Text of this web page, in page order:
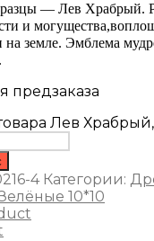
— Лев Храбрый.
и
на земле. Эмблема
предзаказа
Лев
4 Категории:
10*10